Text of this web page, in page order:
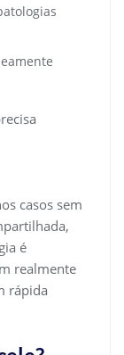
casos sem
é
realmente
rápida